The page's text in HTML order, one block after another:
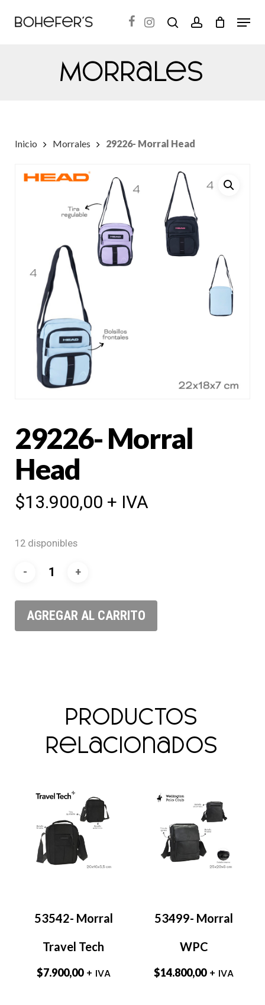
search accountMenu
Inicio Morrales 29226- Morral Head
Morrales
29226- Morral
Head
$13.900,00 + IVA
12 disponibles
AGREGAR AL CARRITO
Productos
relacionados
53542- Morral
Travel Tech
$7.900,00 + IVA
53499- Morral
WPC
$14.800,00 + IVA